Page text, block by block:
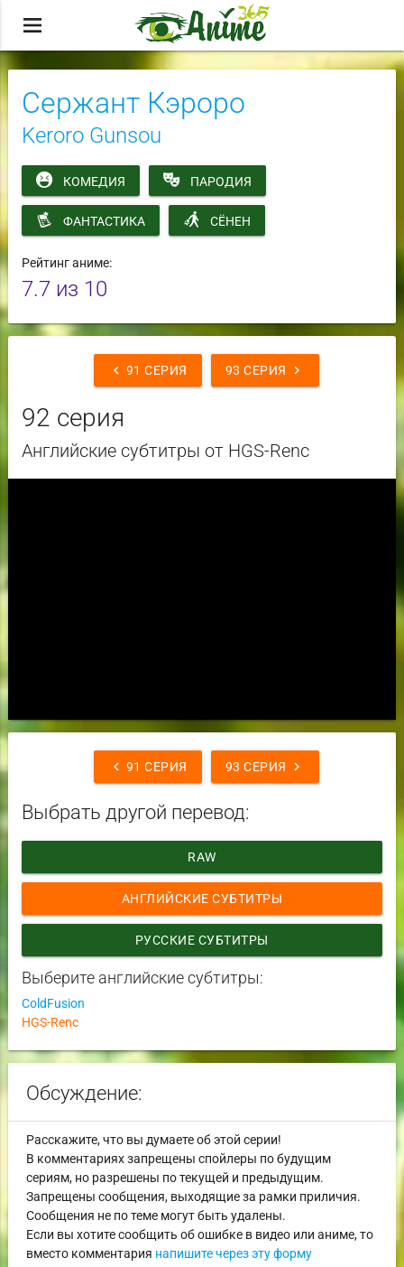
menu
Сержант Кэроро
Keroro Gunsou
КОМЕДИЯ ПАРОДИЯ
ФАНТАСТИКА СЁНЕН
Рейтинг аниме:
7.7из 10
chevron_left 91 СЕРИЯ chevron_right
93 СЕРИЯ
92 серия
Английские субтитры от HGS-Renc
chevron_left 91 СЕРИЯ chevron_right
93 СЕРИЯ
Выбрать другой перевод:
RAW
АНГЛИЙСКИЕ СУБТИТРЫ
РУССКИЕ СУБТИТРЫ
Выберите английские субтитры:
ColdFusion
HGS-Renc
Обсуждение:
Расскажите, что вы думаете об этой серии!
В комментариях запрещены спойлеры по будущим
сериям, но разрешены по текущей и предыдущим.
Запрещены сообщения, выходящие за рамки приличия.
Сообщения не по теме могут быть удалены.
Если вы хотите сообщить об ошибке в видео или аниме, то
вместо комментария напишите через эту форму